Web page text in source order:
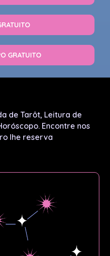
GRATUITO
de Tarôt, Leitura de
Encontre nos
lhe reserva